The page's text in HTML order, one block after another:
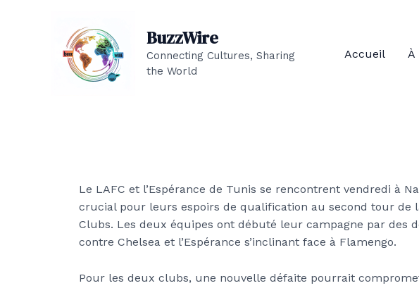
BuzzWire
Connecting Cultures, Sharing
the World
Accueil À
Le LAFC et l’Espérance de Tunis se rencontrent vendredi à
crucial pour leurs espoirs de qualification au second tour de
Clubs. Les deux équipes ont débuté leur campagne par des
contre Chelsea et l’Espérance s’inclinant face à Flamengo.
Pour les deux clubs, une nouvelle défaite pourrait